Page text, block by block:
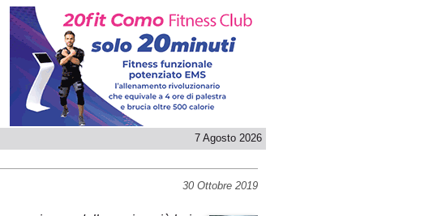
7 Agosto 2026
30 Ottobre 2019